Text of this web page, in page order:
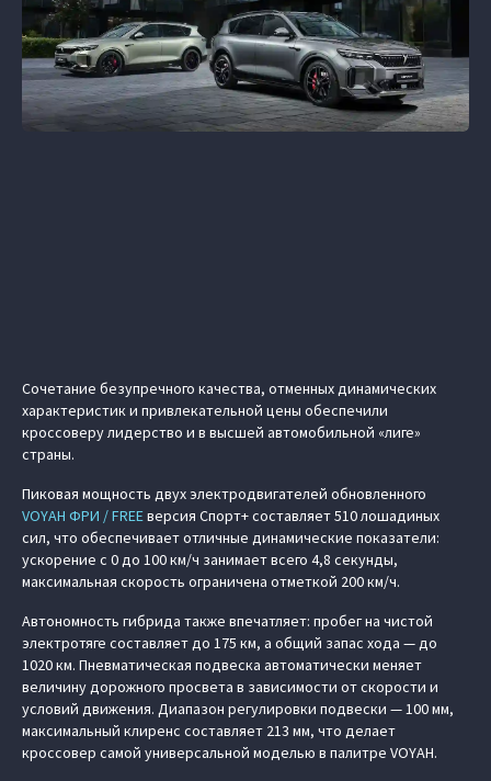
Сочетание безупречного качества, отменных динамических
характеристик и привлекательной цены обеспечили
кроссоверу лидерство и в высшей автомобильной «лиге»
страны.
Пиковая мощность двух электродвигателей обновленного
VOYAH ФРИ / FREEверсия Спорт+ составляет 510 лошадиных
сил, что обеспечивает отличные динамические показатели:
ускорение с 0 до 100 км/ч занимает всего 4,8 секунды,
максимальная скорость ограничена отметкой 200 км/ч.
Автономность гибрида также впечатляет: пробег на чистой
электротяге составляет до 175 км, а общий запас хода — до
1020 км. Пневматическая подвеска автоматически меняет
величину дорожного просвета в зависимости от скорости и
условий движения. Диапазон регулировки подвески — 100 мм,
максимальный клиренс составляет 213 мм, что делает
кроссовер самой универсальной моделью в палитре VOYAH.